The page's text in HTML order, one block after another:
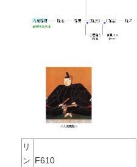
リ
ン F610